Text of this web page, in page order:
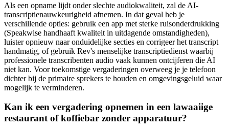
Als een opname lijdt onder slechte audiokwaliteit, zal de AI-
transcriptienauwkeurigheid afnemen. In dat geval heb je
verschillende opties: gebruik een app met sterke ruisonderdrukking
(Speakwise handhaaft kwaliteit in uitdagende omstandigheden),
luister opnieuw naar onduidelijke secties en corrigeer het transcript
handmatig, of gebruik Rev's menselijke transcriptiedienst waarbij
professionele transcribenten audio vaak kunnen ontcijferen die AI
niet kan. Voor toekomstige vergaderingen overweeg je je telefoon
dichter bij de primaire sprekers te houden en omgevingsgeluid waar
mogelijk te verminderen.
Kan ik een vergadering opnemen in een lawaaiige
restaurant of koffiebar zonder apparatuur?